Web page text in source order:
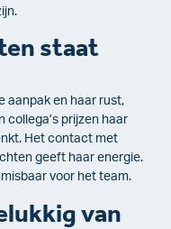
staat
aanpak en haar rust,
collega’s prijzen haar
Het contact met
geeft haar energie.
voor het team.
van